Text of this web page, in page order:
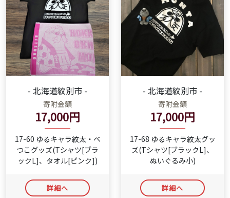
- 北海道紋別市 -
寄附金額
17,000円
17-60 ゆるキャラ紋太・べ
つこグッズ(Tシャツ[ブラ
ックL]、タオル[ピンク])
詳細へ
- 北海道紋別市 -
寄附金額
17,000円
17-68 ゆるキャラ紋太グッ
ズ(Tシャツ[ブラックL]、
ぬいぐるみ小)
詳細へ